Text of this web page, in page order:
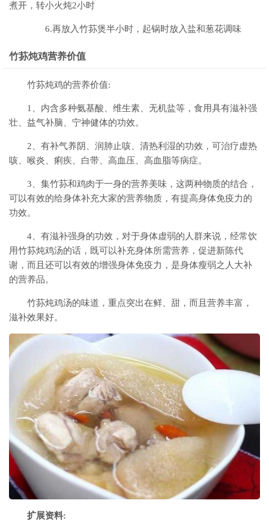
煮开，转小火炖2小时
6.再放入竹荪煲半小时，起锅时放入盐和葱花调味
竹荪炖鸡营养价值
竹荪炖鸡的营养价值:
1、内含多种氨基酸、维生素、无机盐等，食用具有滋补强
壮、益气补脑、宁神健体的功效。
2、有补气养阴、润肺止咳、清热利湿的功效，可治疗虚热
咳、喉炎、痢疾、白带、高血压、高血脂等病症。
3、集竹荪和鸡肉于一身的营养美味，这两种物质的结合，
可以有效的给身体补充大家的营养物质，有提高身体免疫力的
功效。
4、有滋补强身的功效，对于身体虚弱的人群来说，经常饮
用竹荪炖鸡汤的话，既可以补充身体所需营养，促进新陈代
谢，而且还可以有效的增强身体免疫力，是身体瘦弱之人大补
的营养品。
竹荪炖鸡汤的味道，重点突出在鲜、甜，而且营养丰富，
滋补效果好。
扩展资料: